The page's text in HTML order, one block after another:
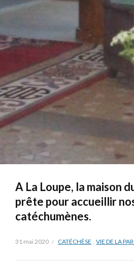
A La Loupe, la maison
prête pour accueillir
catéchumènes.
31 mai 2020 CATÉCHÈSE , VIE DE LA